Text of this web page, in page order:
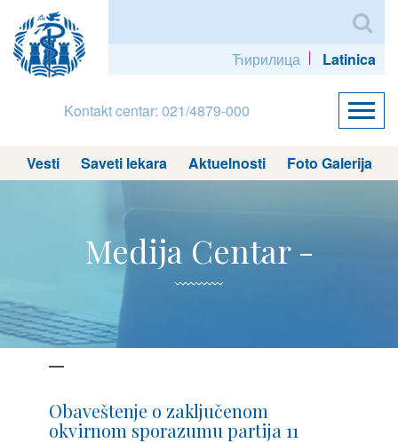
Ћирилица Latinica
Kontakt centar: 021/4879-000
Vesti Saveti lekara Aktuelnosti Foto Galerija
Medija Centar -
Obaveštenje o zaključenom
okvirnom sporazumu partija 11